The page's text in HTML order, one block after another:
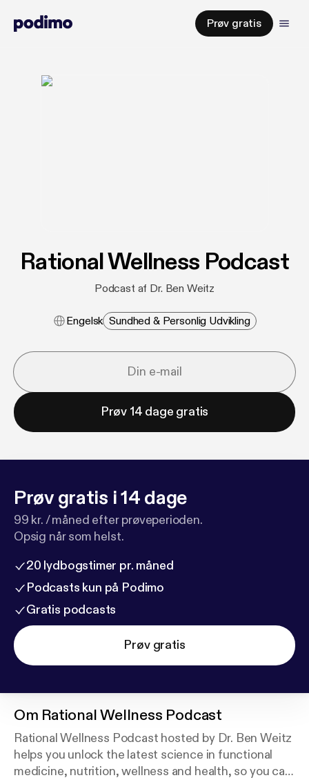
Prøv gratis
Rational Wellness Podcast
Podcast af Dr. Ben Weitz
Engelsk Sundhed & Personlig Udvikling
Prøv 14 dage gratis
Prøv gratis i 14 dage
99 kr. / måned efter prøveperioden.
Opsig når som helst.
20 lydbogstimer pr. måned
Podcasts kun på Podimo
Gratis podcasts
Prøv gratis
Om Rational Wellness Podcast
Rational Wellness Podcast hosted by Dr. Ben Weitz
helps you unlock the latest science in functional
medicine, nutrition, wellness and health, so you can